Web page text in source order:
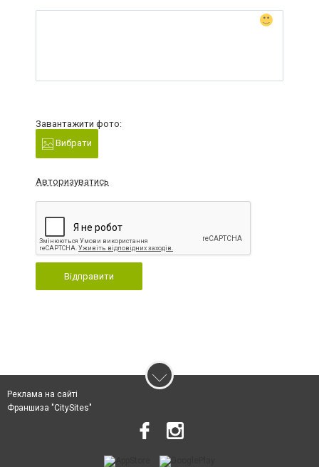
Завантажити фото:
Вибрати
Авторизуватись
Відправити
Реклама на сайті
Франшиза "CitySites"